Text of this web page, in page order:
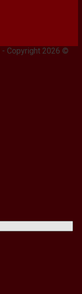
- Copyright 2026 ©